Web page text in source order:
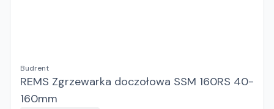
Budrent
REMS Zgrzewarka doczołowa SSM 160RS 40-
160mm